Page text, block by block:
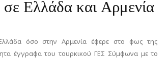
σε Ελλάδα και Αρμενία
όσο στην Αρμενία έφερε στο φως της
έγγραφα του τουρκικού ΓΕΣ Σύμφωνα με το